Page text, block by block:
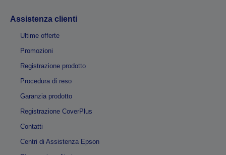
Assistenza clienti
Ultime offerte
Promozioni
Registrazione prodotto
Procedura di reso
Garanzia prodotto
Registrazione CoverPlus
Contatti
Centri di Assistenza Epson